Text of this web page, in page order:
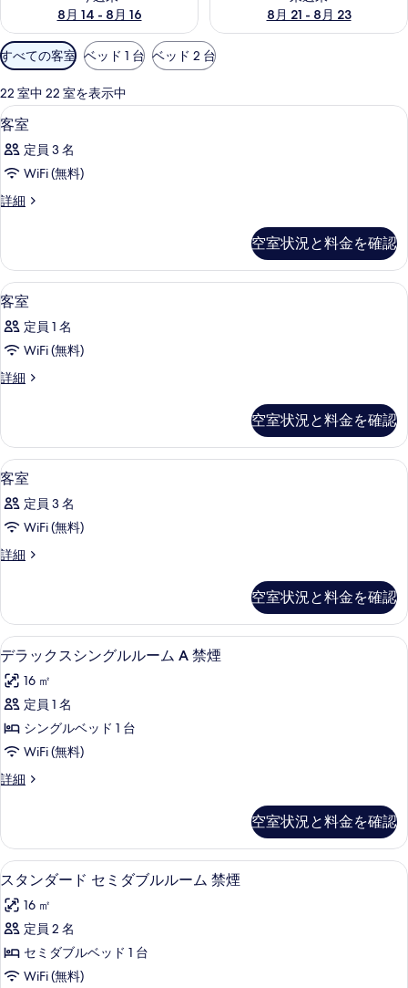
8月 14 - 8月 16
8月 21 - 8月 23
利
用
可
能
な
客
室
の
絞
み
条
件
すべての客室 ベッド 1 台 ベッド 2 台
22 室中 22 室を表示中
客
室
の
べ
の
写
真
を
表
示
デスク、遮光カーテン、WiFi (無料)
10
客室
定員 3 名
WiFi (無料)
詳細
客
細
空室状況と料金を確認
客
室
の
べ
の
写
真
を
表
示
デスク、遮光カーテン、WiFi (無料)
5
客室
定員 1 名
WiFi (無料)
詳細
客
細
空室状況と料金を確認
客
室
の
べ
の
写
真
を
表
示
す
る
デスク、遮光カーテン、WiFi (無料)
5
客室
定員 3 名
WiFi (無料)
詳細
客
細
空室状況と料金を確認
デ
ラ
ッ
ク
ス
ン
ル
ル
ー
ム
A
禁
煙
デスク、遮光カーテン、WiFi (無料)
20
デラックスシングルルーム A 禁煙
16 ㎡
定員 1 名
シングルベッド 1 台
WiFi (無料)
詳細
デ
ス
シ
ン
ル
ル
ム
A
空室状況と料金を確認
ス
タ
ン
ダ
ー
デスク、遮光カーテン、WiFi (無料)
18
スタンダード セミダブルルーム 禁煙
16 ㎡
定員 2 名
セミダブルベッド 1 台
WiFi (無料)